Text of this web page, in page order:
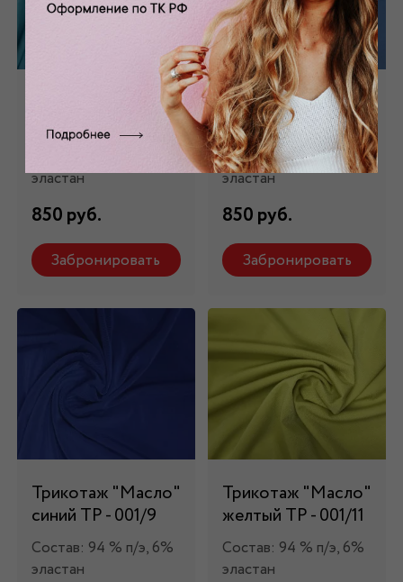
Трикотаж "Масло"
голубой ТР - 001/7
эластан
850 руб.
Забронировать
Трикотаж "Масло"
голубой ТР - 001/8
Состав: 94 % п/э, 6%
эластан
850 руб.
Забронировать
Трикотаж "Масло"
синий ТР - 001/9
Состав: 94 % п/э, 6%
эластан
Трикотаж "Масло"
желтый ТР - 001/11
Состав: 94 % п/э, 6%
эластан